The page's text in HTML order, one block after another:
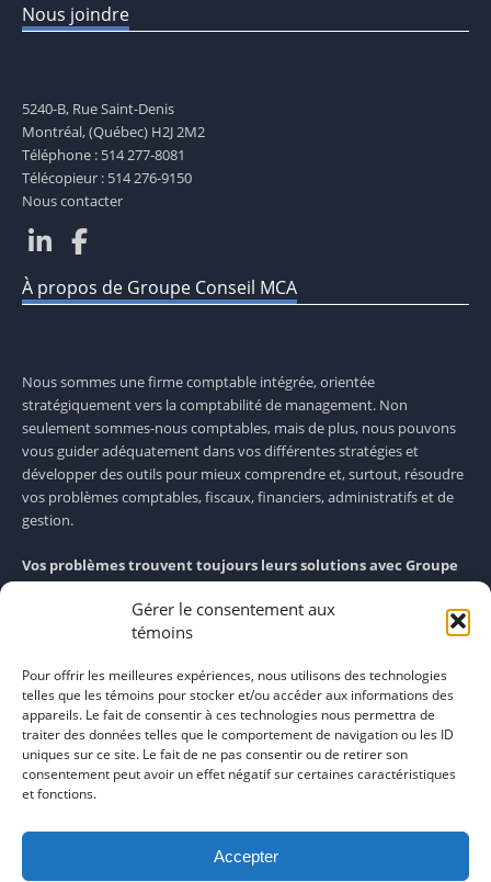
Gérer le consentement aux
témoins
Pour offrir les meilleures expériences, nous utilisons des technologies
telles que les témoins pour stocker et/ou accéder aux informations des
appareils. Le fait de consentir à ces technologies nous permettra de
traiter des données telles que le comportement de navigation ou les ID
uniques sur ce site. Le fait de ne pas consentir ou de retirer son
consentement peut avoir un effet négatif sur certaines caractéristiques
et fonctions.
Accepter
Nous joindre
5240-B, Rue Saint-Denis
Montréal, (Québec) H2J 2M2
Téléphone : 514 277-8081
Télécopieur : 514 276-9150
Nous contacter
À propos de Groupe Conseil MCA
Nous sommes une firme comptable intégrée, orientée
stratégiquement vers la comptabilité de management. Non
seulement sommes-nous comptables, mais de plus, nous pouvons
vous guider adéquatement dans vos différentes stratégies et
développer des outils pour mieux comprendre et, surtout, résoudre
vos problèmes comptables, fiscaux, financiers, administratifs et de
gestion.
Vos problèmes trouvent toujours leurs solutions avec Groupe
Conseil MCA!
NOTRE CABINET
NOTRE ÉQUIPE
CARRIÈRE
NOUS JOINDRE
Politique de confidentialité
Plan de site